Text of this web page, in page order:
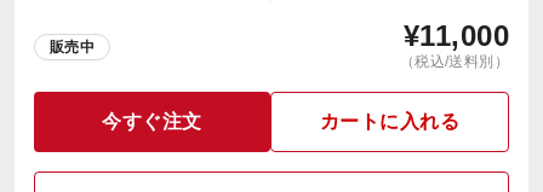
販売中 ¥11,000
（税込/送料別）
今すぐ注文 カートに入れる